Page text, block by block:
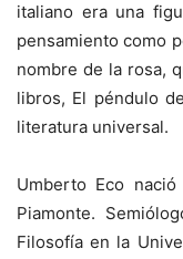
italiano era una
pensamiento como
nombre de la rosa,
libros, El péndulo
literatura universal.
Umberto Eco
Piamonte.
Filosofía en la